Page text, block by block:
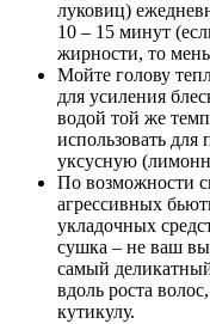
луковиц)
10 – 15 минут
жирности, то
Мойте голову
для усиления
водой той же
использовать
уксусную
По возможности
агрессивных
укладочных
сушка – не ваш
самый
вдоль роста
кутикулу.